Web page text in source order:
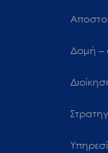
Δομή –